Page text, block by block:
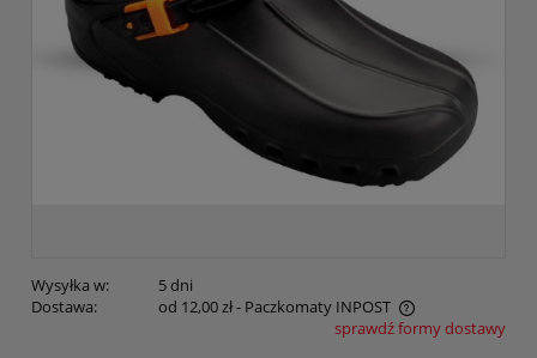
Wysyłka w:
5 dni
Dostawa:
od 12,00 zł- Paczkomaty INPOST
Cena nie zawiera ewentualnych kosztów płatnościsprawdź formy dostawy